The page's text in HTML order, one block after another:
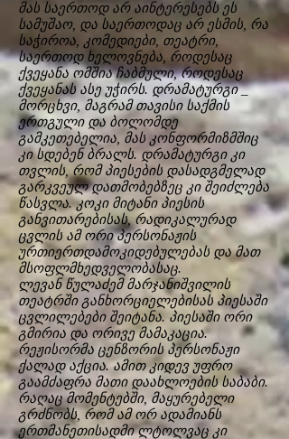
მას საერთოდ არ აინტერესებს ეს
სამუშაო, და საერთოდაც არ ესმის, რა
საჭიროა, კომედიები, თეატრი,
საერთოდ ხელოვნება, როდესაც
ქვეყანა ომშია ჩაბმული, როდესაც
ქვეყანას ასე უჭირს. დრამატურგი _
მორცხვი, მაგრამ თავისი საქმის
ერთგული და ბოლომდე
გამკეთებელია, მას კონფორმიზმშიც
კი სდებენ ბრალს. დრამატურგი კი
თვლის, რომ პიესების დასადგმელად
გარკვეულ დათმობებზეც კი შეიძლება
წასვლა. კოკი მიტანი პიესის
განვითარებისას, რადიკალურად
ცვლის ამ ორი პერსონაჟის
ურთიერთდამოკიდებულებას და მათ
მსოფლმხედველობასაც.
ლევან წულაძემ მარჯანიშვილის
თეატრში განხორციელებისას პიესაში
ცვლილებები შეიტანა. პიესაში ორი
გმირია და ორივე მამაკაცია.
რეჟისორმა ცენზორის პერსონაჟი
ქალად აქცია. ამით კიდევ უფრო
გაამძაფრა მათი დაახლოების საბაბი.
რაღაც მომენტებში, მაყურებელი
გრძნობს, რომ ამ ორ ადამიანს
ერთმანეთისადმი ლტოლვაც კი